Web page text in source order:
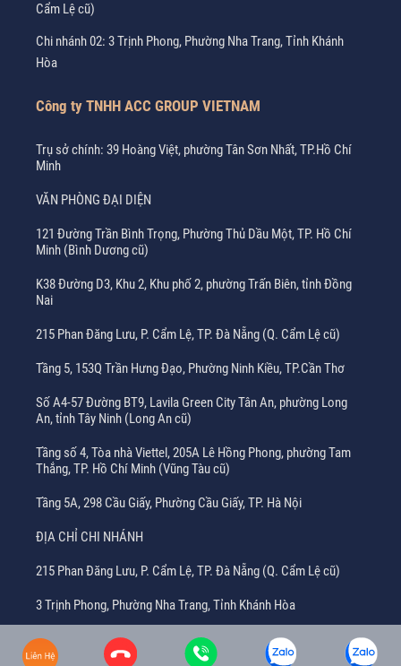
Cẩm Lệ cũ)
Chi nhánh 02: 3 Trịnh Phong, Phường Nha Trang, Tỉnh Khánh
Hòa
Công ty TNHH ACC GROUP VIETNAM
Trụ sở chính: 39 Hoàng Việt, phường Tân Sơn Nhất, TP.Hồ Chí
Minh
VĂN PHÒNG ĐẠI DIỆN
121 Đường Trần Bình Trọng, Phường Thủ Dầu Một, TP. Hồ Chí
Minh (Bình Dương cũ)
K38 Đường D3, Khu 2, Khu phố 2, phường Trấn Biên, tỉnh Đồng
Nai
215 Phan Đăng Lưu, P. Cẩm Lệ, TP. Đà Nẵng (Q. Cẩm Lệ cũ)
Tầng 5, 153Q Trần Hưng Đạo, Phường Ninh Kiều, TP.Cần Thơ
Số A4-57 Đường BT9, Lavila Green City Tân An, phường Long
An, tỉnh Tây Ninh (Long An cũ)
Tầng số 4, Tòa nhà Viettel, 205A Lê Hồng Phong, phường Tam
Thắng, TP. Hồ Chí Minh (Vũng Tàu cũ)
Tầng 5A, 298 Cầu Giấy, Phường Cầu Giấy, TP. Hà Nội
ĐỊA CHỈ CHI NHÁNH
215 Phan Đăng Lưu, P. Cẩm Lệ, TP. Đà Nẵng (Q. Cẩm Lệ cũ)
3 Trịnh Phong, Phường Nha Trang, Tỉnh Khánh Hòa